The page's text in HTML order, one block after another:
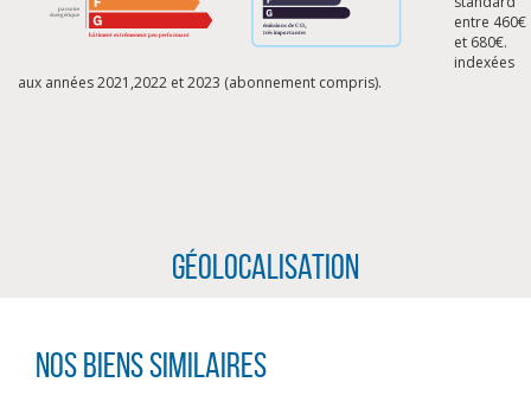
entre 460€
et 680€.
indexées
aux années 2021,2022 et 2023 (abonnement compris).
Géolocalisation
Nos biens similaires